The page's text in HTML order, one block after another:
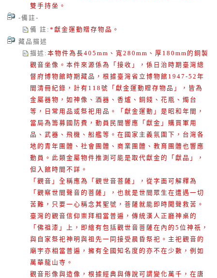
雙手持坐。
-備註-
備 註 : *獻金運動贈存物品。
藏品描述
描述 : 本物件為長405mm、寬280mm、厚180mm的銅製
觀音坐像。本件來源係為「接收」，係日治時期臺灣總
督府博物館時期藏品，根據臺灣省立博物館1947-52年
間清冊紀錄，計有118號「獻金運動贈存物品」，皆為
金屬器物，如神像、酒器、香爐、銅錢、花瓶、燭台
等，日常用品或祭祀用品。「獻金運動」是昭和年間，
當局為籌募國防費，動員民間響應「獻金」購買軍用
品、武器、飛機、船艦等。在國家主義氛圍下，台灣各
地的青年團體、社會團體、商業團體、教育團體也響應
動員。此類金屬物件推測可能是取代獻金的「獻品」，
但入館時間不詳。
「觀音」全稱應為「觀世音菩薩」，從字面可解釋為
「觀察世間聲音的菩薩」，也就是世間眾生在遭遇一切
苦難，只要一心稱念其聖號，菩薩就能即時聞聲救苦。
臺灣的觀音信仰崇拜相當普遍，傳統漢人正廳神桌的
「佛祖漆」上，即繪有包括觀世音菩薩在內的5位神祇，
與自家祭祀神明與祖先一同接受晨昏祭祀。主祀觀音的
廟宇亦相當普遍，擁有全國知名度的亦不在少數，例如
萬華龍山寺。
觀音形像與造像，根據經典與傳說可謂變化萬千，在唐